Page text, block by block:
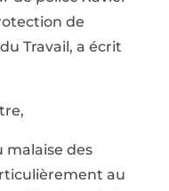
de
Travail, a écrit
malaise des
au